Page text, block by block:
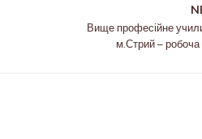
Вище професійне
м.Стрий – робоча